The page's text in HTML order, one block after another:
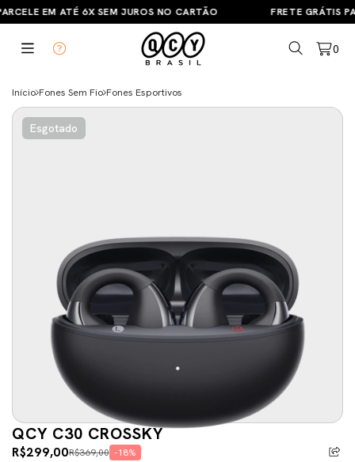
EM ATÉ 6X SEM JUROS NO CARTÃO FRETE GRÁTIS
0
Esgotado
Início Fones Sem Fio Fones Esportivos
QCY C30 CROSSKY
R$299,00R$369,00 -18%